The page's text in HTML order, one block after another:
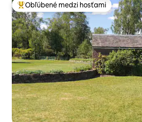
Najobľúbenejšie medzi hosťami
Obľúbené medzi hosťami